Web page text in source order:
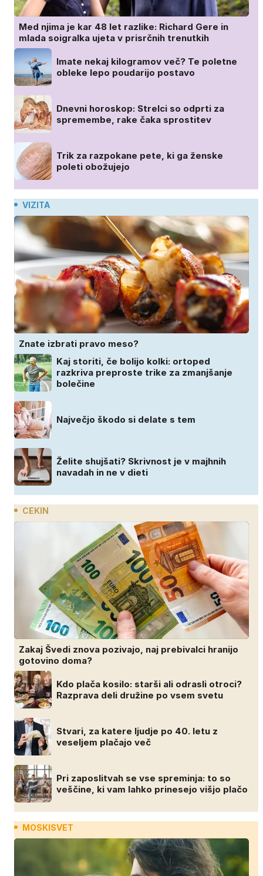
Med njima je kar 48 let razlike: Richard Gere in
mlada soigralka ujeta v prisrčnih trenutkih
Imate nekaj kilogramov več? Te poletne
obleke lepo poudarijo postavo
Dnevni horoskop: Strelci so odprti za
spremembe, rake čaka sprostitev
Trik za razpokane pete, ki ga ženske
poleti obožujejo
VIZITA
Znate izbrati pravo meso?
Kaj storiti, če bolijo kolki: ortoped
razkriva preproste trike za zmanjšanje
bolečine
Največjo škodo si delate s tem
Želite shujšati? Skrivnost je v majhnih
navadah in ne v dieti
CEKIN
Zakaj Švedi znova pozivajo, naj prebivalci hranijo
gotovino doma?
Kdo plača kosilo: starši ali odrasli otroci?
Razprava deli družine po vsem svetu
Stvari, za katere ljudje po 40. letu z
veseljem plačajo več
Pri zaposlitvah se vse spreminja: to so
veščine, ki vam lahko prinesejo višjo plačo
MOSKISVET